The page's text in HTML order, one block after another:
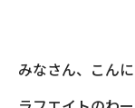
みなさん、こんに